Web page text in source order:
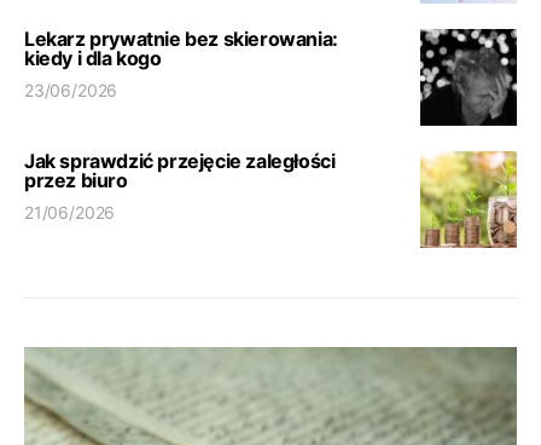
Lekarz prywatnie bez skierowania:
kiedy i dla kogo
23/06/2026
Jak sprawdzić przejęcie zaległości
przez biuro
21/06/2026